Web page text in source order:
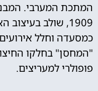
המתכת המערבי.
1909, שולב
כמסעדה וחלל
"המחסן" בחלקו
פופולרי למעריצים.